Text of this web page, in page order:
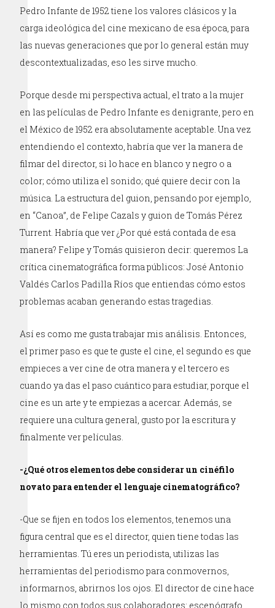
Pedro Infante de 1952 tiene los valores clásicos y la
carga ideológica del cine mexicano de esa época, para
las nuevas generaciones que por lo general están muy
descontextualizadas, eso les sirve mucho.
Porque desde mi perspectiva actual, el trato a la mujer
en las películas de Pedro Infante es denigrante, pero en
el México de 1952 era absolutamente aceptable. Una vez
entendiendo el contexto, habría que ver la manera de
filmar del director, si lo hace en blanco y negro o a
color; cómo utiliza el sonido; qué quiere decir con la
música. La estructura del guion, pensando por ejemplo,
en “Canoa”, de Felipe Cazals y guion de Tomás Pérez
Turrent. Habría que ver ¿Por qué está contada de esa
manera? Felipe y Tomás quisieron decir: queremos La
crítica cinematográfica forma públicos: José Antonio
Valdés Carlos Padilla Ríos que entiendas cómo estos
problemas acaban generando estas tragedias.
Así es como me gusta trabajar mis análisis. Entonces,
el primer paso es que te guste el cine, el segundo es que
empieces a ver cine de otra manera y el tercero es
cuando ya das el paso cuántico para estudiar, porque el
cine es un arte y te empiezas a acercar. Además, se
requiere una cultura general, gusto por la escritura y
finalmente ver películas.
-¿Qué otros elementos debe considerar un cinéfilo
novato para entender el lenguaje cinematográfico?
-Que se fijen en todos los elementos, tenemos una
figura central que es el director, quien tiene todas las
herramientas. Tú eres un periodista, utilizas las
herramientas del periodismo para conmovernos,
informarnos, abrirnos los ojos. El director de cine hace
lo mismo con todos sus colaboradores: escenógrafo,